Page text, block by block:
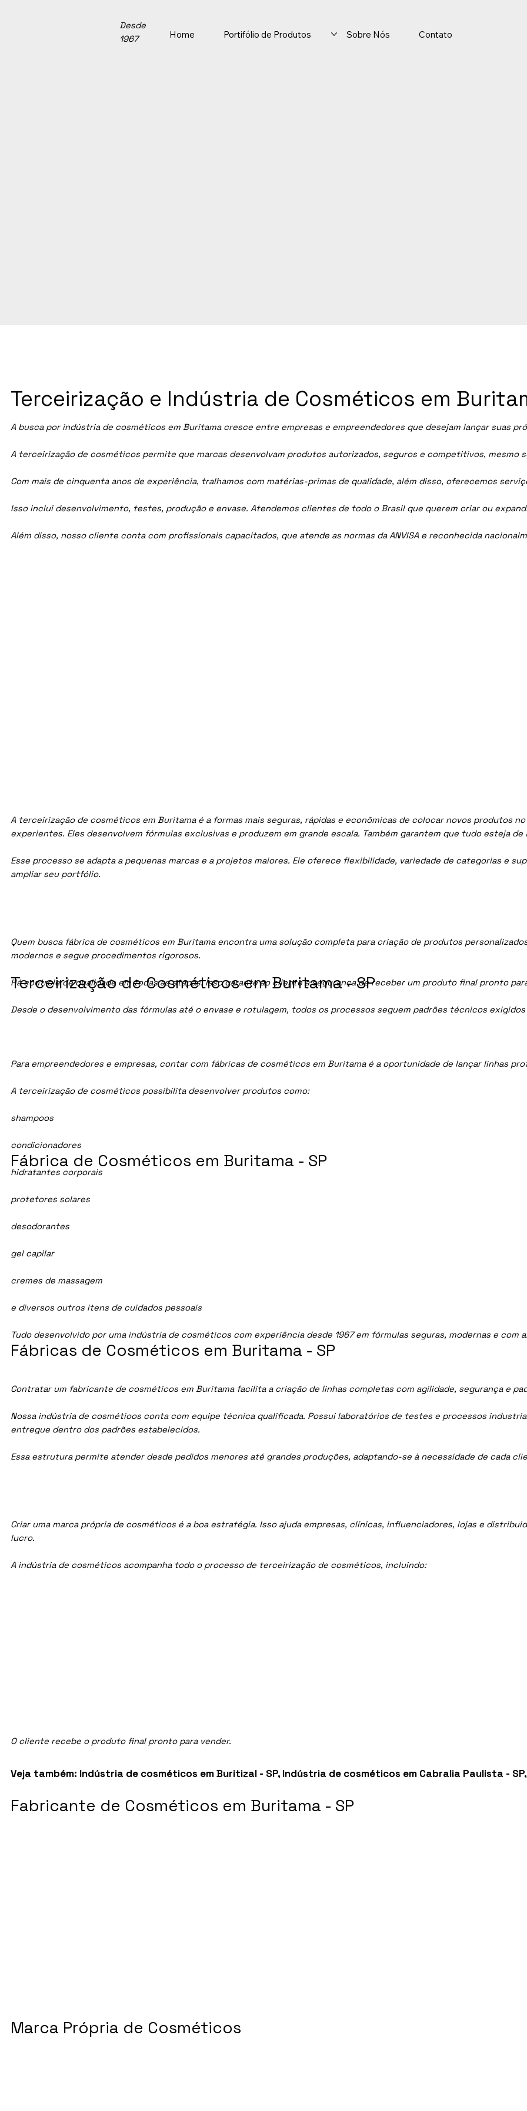
Home Portifólio de Produtos Sobre Nós Contato
Desde
1967
A busca por indústria de cosméticos emBuritamacresce entre empresas e empreendedores que desejam lançar suas
A terceirização de cosméticos permite que marcas desenvolvam produtos autorizados, seguros e competitivos, mesmo
Com mais de cinquenta anos de experiência, tralhamos com matérias-primas de qualidade, além disso, oferecemos
Isso inclui desenvolvimento, testes, produção e envase. Atendemos clientes de todo o Brasil que querem criar ou
Além disso, nosso cliente conta com profissionais capacitados, que atende as normas da ANVISA e reconhecida
A terceirização de cosméticos em Buritama é a formas mais seguras, rápidas e econômicas de colocar novos produtos
experientes. Eles desenvolvem fórmulas exclusivas e produzem em grande escala. Também garantem que tudo esteja de
Esse processo se adapta a pequenas marcas e a projetos maiores. Ele oferece flexibilidade, variedade de categorias e
ampliar seu portfólio.
Quem busca fábrica de cosméticos em Buritama encontra uma solução completa para criação de produtos
modernos e segue procedimentos rigorosos.
Há controle de qualidade em todas as etapas. Isso garante ao cliente a segurança de receber um produto final pronto
Desde o desenvolvimento das fórmulas até o envase e rotulagem, todos os processos seguem padrões técnicos
Para empreendedores e empresas, contar com fábricas de cosméticos em Buritama é a oportunidade de lançar linhas
A terceirização de cosméticos possibilita desenvolver produtos como:
shampoos
condicionadores
hidratantes corporais
protetores solares
desodorantes
gel capilar
cremes de massagem
e diversos outros itens de cuidados pessoais
Tudo desenvolvido por uma indústria de cosméticos com experiência desde 1967 em fórmulas seguras, modernas e com
Contratar um fabricante de cosméticos em Buritama facilita a criação de linhas completas com agilidade, segurança e
Nossa indústria de cosmétioos conta com equipe técnica qualificada. Possui laboratórios de testes e processos
entregue dentro dos padrões estabelecidos.
Essa estrutura permite atender desde pedidos menores até grandes produções, adaptando-se à necessidade de cada
Criar uma marca própria de cosméticos é a boa estratégia. Isso ajuda empresas, clínicas, influenciadores, lojas e
lucro.
A indústria de cosméticos acompanha todo o processo de terceirização de cosméticos, incluindo:
O cliente recebe o produto final pronto para vender.
Veja também: Indústria de cosméticos em Buritizal - SP, Indústria de cosméticos em Cabralia Paulista - SP,
Terceirização e Indústria de Cosméticos em
Fábrica de Cosméticos em Buritama - SP
Terceirização de Cosméticos em Buritama - SP
Fábricas de Cosméticos em Buritama - SP
Fabricante de Cosméticos em Buritama - SP
Marca Própria de Cosméticos